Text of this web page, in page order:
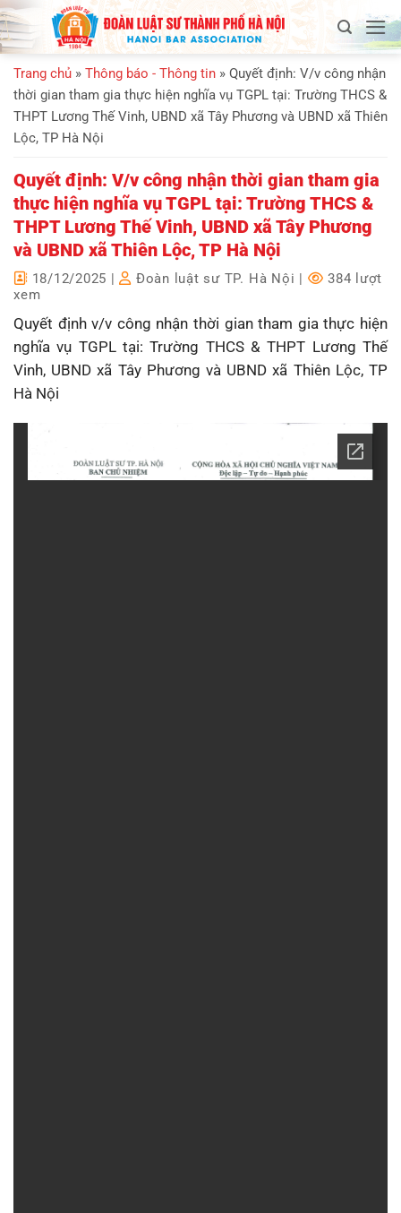
Bỏ
qua
nội
dung
Trang chủ » Thông báo - Thông tin » Quyết định: V/v công nhận
thời gian tham gia thực hiện nghĩa vụ TGPL tại: Trường THCS &
THPT Lương Thế Vinh, UBND xã Tây Phương và UBND xã Thiên
Lộc, TP Hà Nội
Quyết định: V/v công nhận thời gian tham gia
thực hiện nghĩa vụ TGPL tại: Trường THCS &
THPT Lương Thế Vinh, UBND xã Tây Phương
và UBND xã Thiên Lộc, TP Hà Nội
18/12/2025 | Đoàn luật sư TP. Hà Nội |
384 lượt
xem
Quyết định v/v công nhận thời gian tham gia thực hiện
nghĩa vụ TGPL tại: Trường THCS & THPT Lương Thế
Vinh, UBND xã Tây Phương và UBND xã Thiên Lộc, TP
Hà Nội